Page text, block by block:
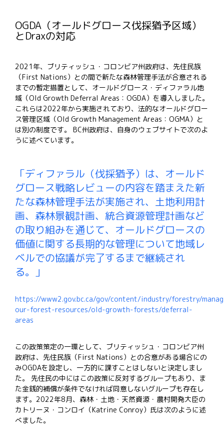
OGDA（オールドグロース伐採猶予区域）
とDraxの対応
2021年、ブリティッシュ・コロンビア州政府は、先住民族
（First Nations）との間で新たな森林管理手法が合意される
までの暫定措置として、オールドグロース・ディファラル地
域（Old Growth Deferral Areas：OGDA）を導入しました。
これらは2022年から実施されており、法的なオールドグロー
ス管理区域（Old Growth Management Areas：OGMA）と
は別の制度です。
BC州政府は、自身のウェブサイトで次のよ
うに述べています。
「ディファラル（伐採猶予）は、オールド
グロース戦略レビューの内容を踏まえた新
たな森林管理手法が実施され、土地利用計
画、森林景観計画、統合資源管理計画など
の取り組みを通じて、オールドグロースの
価値に関する長期的な管理について地域レ
ベルでの協議が完了するまで継続され
る。」
https://www2.gov.bc.ca/gov/content/industry/forestry/
our-forest-resources/old-growth-forests/deferral-
areas
この政策策定の一環として、ブリティッシュ・コロンビア州
政府は、先住民族（First Nations）との合意がある場合にの
みOGDAを設定し、一方的に課すことはしないと決定しまし
た。
先住民の中にはこの政策に反対するグループもあり、ま
た金銭的補償が条件でなければ同意しないグループも存在し
ます。 2022年8月、森林・土地・天然資源・農村開発大臣の
カトリーヌ・コンロイ（Katrine Conroy）氏は次のように述
べました。